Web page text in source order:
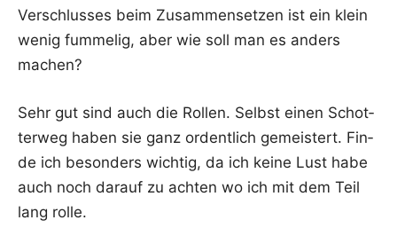
Ver­schlus­ses beim Zusam­men­set­zen ist ein klein
wenig fum­me­lig, aber wie soll man es anders
machen?
Sehr gut sind auch die Rol­len. Selbst einen Schot­
ter­weg haben sie ganz ordent­lich gemeis­tert. Fin­
de ich beson­ders wich­tig, da ich kei­ne Lust habe
auch noch dar­auf zu ach­ten wo ich mit dem Teil
lang rolle.